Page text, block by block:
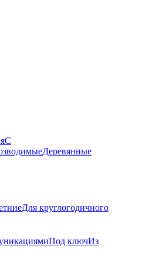
С
Деревянные
Для круглогодичного
Под ключИз